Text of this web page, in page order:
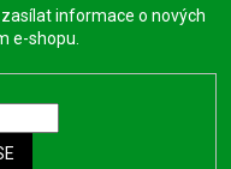
informace o nových
e-shopu.